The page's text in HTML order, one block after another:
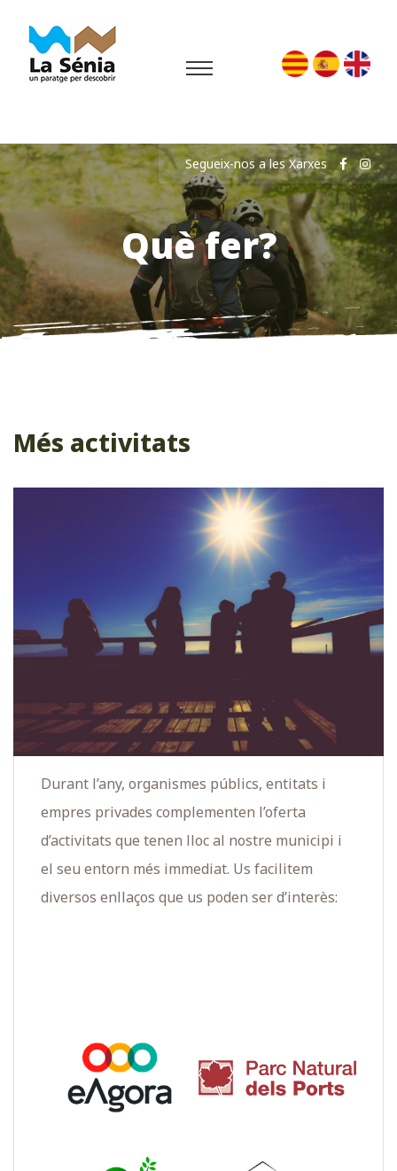
Què fer?
Segueix-nos a les Xarxes
Més activitats
Durant l’any, organismes públics, entitats i
empres privades complementen l’oferta
d’activitats que tenen lloc al nostre municipi i
el seu entorn més immediat. Us facilitem
diversos enllaços que us poden ser d’interès: